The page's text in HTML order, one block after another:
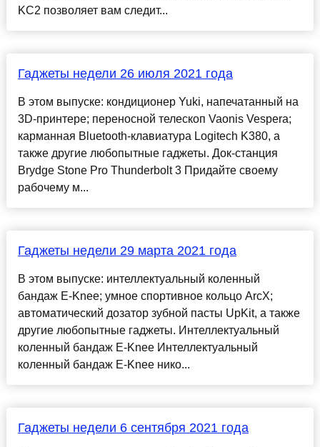
KC2 позволяет вам следит...
Гаджеты недели 26 июля 2021 года
В этом выпуске: кондиционер Yuki, напечатанный на
3D-принтере; переносной телескоп Vaonis Vespera;
карманная Bluetooth-клавиатура Logitech K380, а
также другие любопытные гаджеты. Док-станция
Brydge Stone Pro Thunderbolt 3 Придайте своему
рабочему м...
Гаджеты недели 29 марта 2021 года
В этом выпуске: интеллектуальный коленный
бандаж E-Knee; умное спортивное кольцо ArcX;
автоматический дозатор зубной пасты UpKit, а также
другие любопытные гаджеты. Интеллектуальный
коленный бандаж E-Knee Интеллектуальный
коленный бандаж E-Knee нико...
Гаджеты недели 6 сентября 2021 года